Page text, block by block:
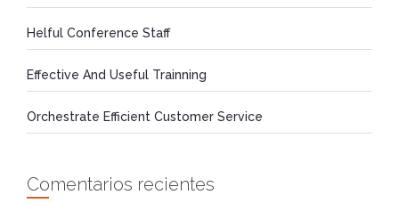
Helful Conference Staff
Effective And Useful Trainning
Orchestrate Efficient Customer Service
Comentarios recientes